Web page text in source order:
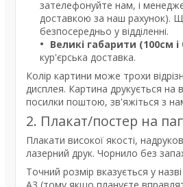
зателефонуйте нам, і
доставкою за наш рахунок).
безпосередньо у відділенні.
Великі габарити (100см і
кур'єрська доставка.
Колір картини може трохи
дисплея. Картина друкується
посилки поштою, зв'яжіться з
2. Плакат/постер на
Плакати високої якості,
лазерний друк. Чорнило без
Точний розмір вказується у